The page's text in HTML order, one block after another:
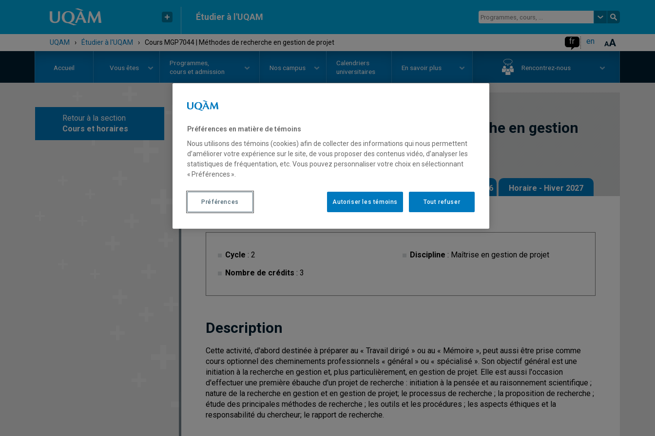
Étudier à l'UQAM
UQAM › Étudier à l'UQAM › Cours MGP7044 | Méthodes de recherche en gestion de projet fr en
Accueil Vous êtes
Programmes,
cours et admission
Nos campus
Calendriers
universitaires
En savoir plus Rencontrez-nous
Retour à la section
Cours et horaires
COURS// MGP7044
Méthodes de recherche en gestion
de projet
Horaire - Automne 2026 Horaire - Hiver 2027
Cycle : 2
Nombre de crédits : 3
Discipline : Maîtrise en gestion de projet
Description
Cette activité, d'abord destinée à préparer au « Travail dirigé » ou au « Mémoire », peut aussi être prise comme
cours optionnel des cheminements professionnels « général » ou « spécialisé ». Son objectif général est une
initiation à la recherche en gestion et, plus particulièrement, en gestion de projet. Elle est aussi l'occasion
d'effectuer une première ébauche d'un projet de recherche : initiation à la pensée et au raisonnement scientifique ;
nature de la recherche en gestion et en gestion de projet; le processus de recherche ; la proposition de recherche ;
étude des principales méthodes de recherche ; les outils et les procédures ; les aspects éthiques et la
responsabilité du chercheur; le rapport de recherche.
Préférences en matière de témoins
Nous utilisons des témoins (cookies) afin de collecter des informations qui nous permettent
d’améliorer votre expérience sur le site, de vous proposer des contenus vidéo, d’analyser les
statistiques de fréquentation, etc. Vous pouvez personnaliser votre choix en sélectionnant
« Préférences ».
Tout refuser
Autoriser les témoins
Préférences